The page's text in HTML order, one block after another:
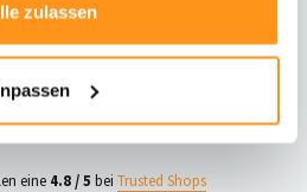
zulassen
Telefonischer Kontakt
23
eine 4.8 / 5 bei Trusted Shops